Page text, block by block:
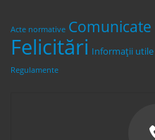
Acte normative Comunicate
Felicitări Informații utile
Regulamente